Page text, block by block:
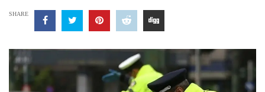
SHARE